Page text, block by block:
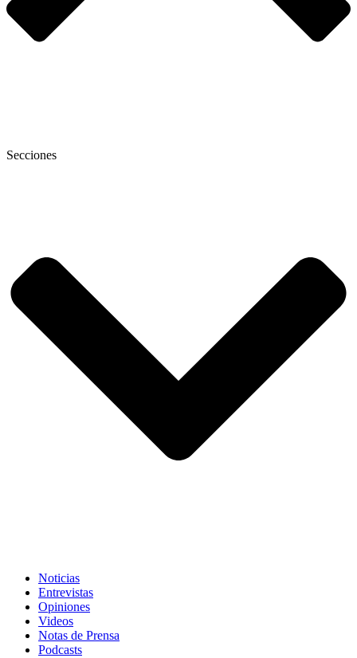
Secciones
Noticias
Entrevistas
Opiniones
Videos
Notas de Prensa
Podcasts